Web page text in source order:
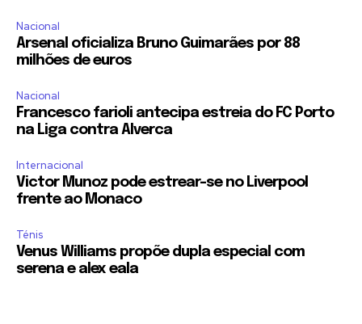
Nacional
Arsenal oficializa Bruno Guimarães por 88
milhões de euros
Nacional
Francesco farioli antecipa estreia do FC Porto
na Liga contra Alverca
Internacional
Victor Munoz pode estrear-se no Liverpool
frente ao Monaco
Ténis
Venus Williams propõe dupla especial com
serena e alex eala